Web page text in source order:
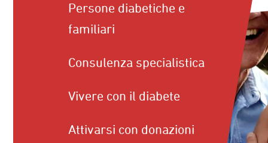
Persone diabetiche e
familiari
Consulenza specialistica
Vivere con il diabete
Attivarsi con donazioni